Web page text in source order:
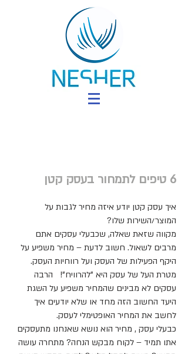
6 טיפים לתמחור בעסק קטן
איך עסק קטן יודע איזה מחיר לגבות על
המוצר/השירות שלו?
מקווה שזאת שאלה, שכבעלי עסקים אתם
מרבים לשאול. חשוב לדעת – מחיר משפיע על
היקף הפעילות של העסק ועל רווחיות העסק.
מטרת העל של עסק היא "להרוויח"! הרבה
עסקים לא מבינים שהמחיר משפיע על השגת
היעד החשוב הזה מחד או שלא יודעים איך
לחשב את המחיר האופטימלי לעסק.
כבעלי עסק , מחיר הוא נושא שאנחנו מתעסקים
אתו תמיד – לקוח מבקש הנחה? מתחרה עושה